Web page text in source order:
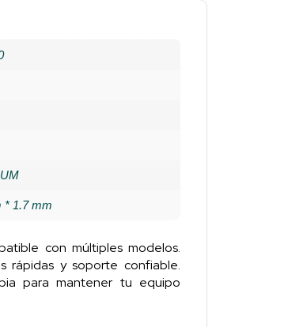
* 1.7 mm
con múltiples modelos.
rápidas y soporte confiable.
para mantener tu equipo